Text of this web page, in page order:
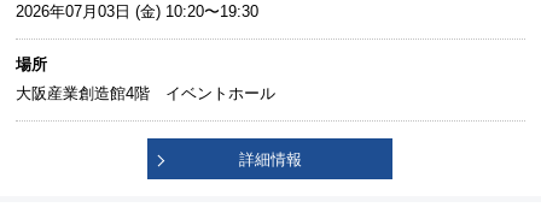
2026年07月03日 (金) 10:20〜19:30
場所
大阪産業創造館4階 イベントホール
詳細情報